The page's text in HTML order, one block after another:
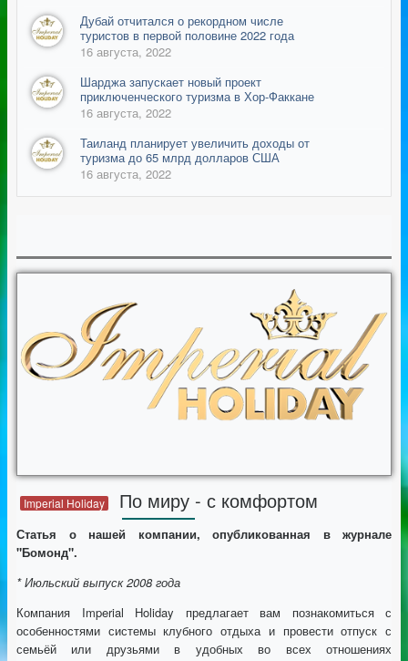
Дубай отчитался о рекордном числе
туристов в первой половине 2022 года
16 августа, 2022
Шарджа запускает новый проект
приключенческого туризма в Хор-Факкане
16 августа, 2022
Таиланд планирует увеличить доходы от
туризма до 65 млрд долларов США
16 августа, 2022
Imperial Holiday По миру - с комфортом
Статья о нашей компании, опубликованная в журнале
"Бомонд".
* Июльский выпуск 2008 года
Компания Imperial Holiday предлагает вам познакомиться с
особенностями системы клубного отдыха и провести отпуск с
семьёй или друзьями в удобных во всех отношениях